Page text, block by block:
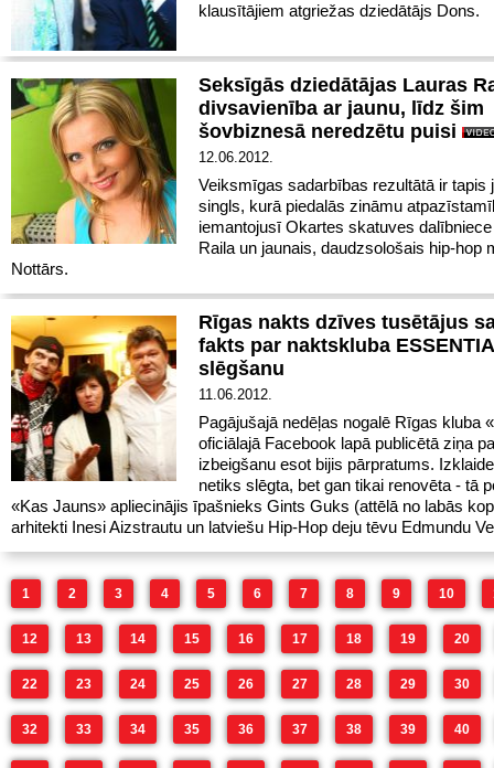
klausītājiem atgriežas dziedātājs Dons.
Seksīgās dziedātājas Lauras
divsavienība ar jaunu, līdz šim
šovbiznesā neredzētu puisi
12.06.2012.
Veiksmīgas sadarbības rezultātā ir tapis
singls, kurā piedalās zināmu
iemantojusī Okartes skatuves
Raila un jaunais, daudzsološais hip-hop
Nottārs.
Rīgas nakts dzīves tusētājus
fakts par naktskluba
slēgšanu
11.06.2012.
Pagājušajā nedēļas nogalē Rīgas kluba
oficiālajā Facebook lapā publicētā ziņa
izbeigšanu esot bijis pārpratums.
netiks slēgta, bet gan tikai renovēta - tā
«Kas Jauns» apliecinājis īpašnieks Gints Guks (attēlā no labās
arhitekti Inesi Aizstrautu un latviešu Hip-Hop deju tēvu Edmundu
1 2 3 4 5 6 7 8 9 10
12 13 14 15 16 17 18 19 20
22 23 24 25 26 27 28 29 30
32 33 34 35 36 37 38 39 40